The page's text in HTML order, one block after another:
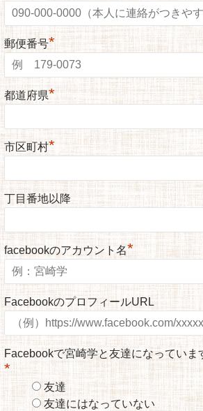
郵便番号*
都道府県*
市区町村*
丁目番地以降
facebookのアカウント名*
FacebookのプロフィールURL
Facebookで宮崎学と友達になっていま
*
友達
友達にはなっていない